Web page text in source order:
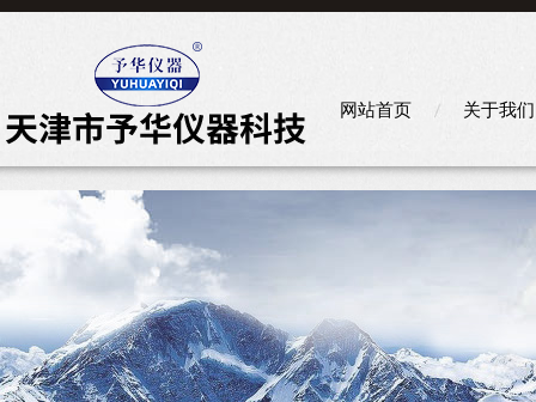
网站首页 关于我们